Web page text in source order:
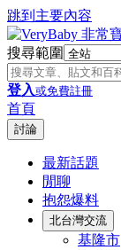
跳到主要內容
搜尋範圍
登入或免費註冊
首頁
討論
最新話題
閒聊
抱怨爆料
北台灣交流
基隆市